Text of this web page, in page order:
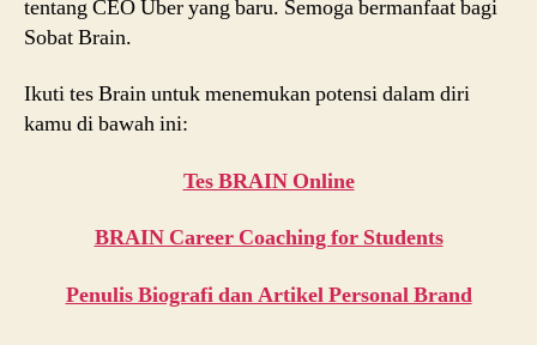
tentang CEO Uber yang baru. Semoga bermanfaat bagi
Sobat Brain.
Ikuti tes Brain untuk menemukan potensi dalam diri
kamu di bawah ini:
Tes BRAIN Online
BRAIN Career Coaching for Students
Penulis Biografi dan Artikel Personal Brand